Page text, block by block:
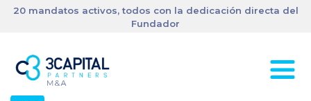
20 mandatos activos, todos con la dedicación directa del
Fundador